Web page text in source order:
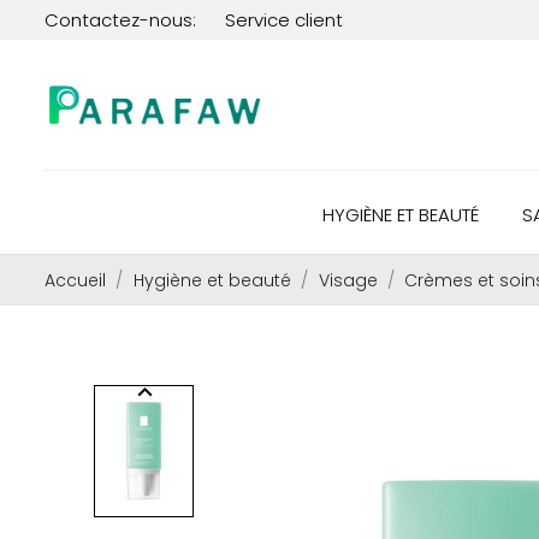
Contactez-nous: Service client
HYGIÈNE ET BEAUTÉ
Accueil Hygiène et beauté Visage Crèmes et
keyboard_arrow_left